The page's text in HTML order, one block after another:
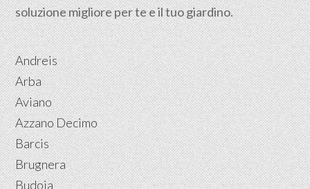
soluzione migliore per te e il tuo giardino.
Andreis
Arba
Aviano
Azzano Decimo
Barcis
Brugnera
Budoia